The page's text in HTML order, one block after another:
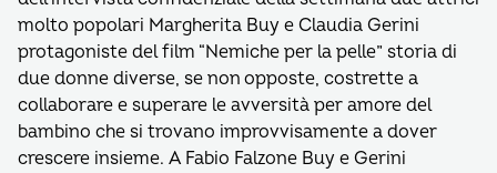
molto popolari Margherita Buy e Claudia Gerini
protagoniste del film “Nemiche per la pelle” storia di
due donne diverse, se non opposte, costrette a
collaborare e superare le avversità per amore del
bambino che si trovano improvvisamente a dover
crescere insieme. A Fabio Falzone Buy e Gerini